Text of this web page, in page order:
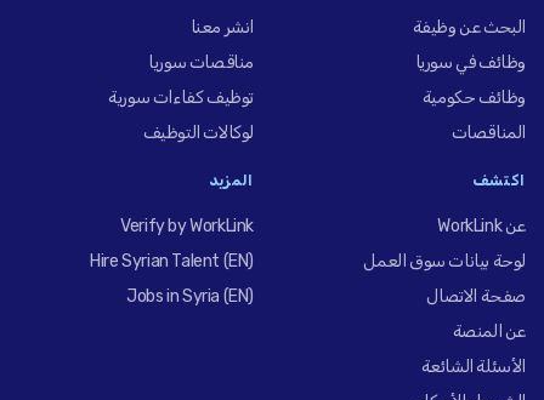
البحث عن وظيفة
وظائف في سوريا
وظائف حكومية
المناقصات
انشر معنا
مناقصات سوريا
توظيف كفاءات سورية
لوكالات التوظيف
اكتشف
عن WorkLink
لوحة بيانات سوق العمل
صفحة الاتصال
عن المنصة
الأسئلة الشائعة
المزيد
Verify by WorkLink
Hire Syrian Talent (EN)
Jobs in Syria (EN)